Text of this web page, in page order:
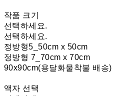
작품 크기
선택하세요.
선택하세요.
정방형5_50cm x 50cm
정방형 7_70cm x 70cm
90x90cm(용달화물착불 배송)
액자 선택